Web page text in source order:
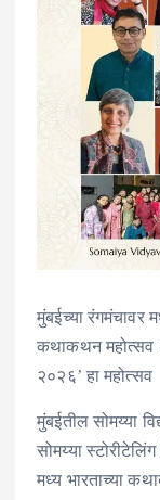
मुंबईच्या रंगमंचावर
कथाकथन महोत्सव
२०२६’ हा महोत्सव
मुंबईतील सोमय्या
सोमय्या
मध्य भारताच्या